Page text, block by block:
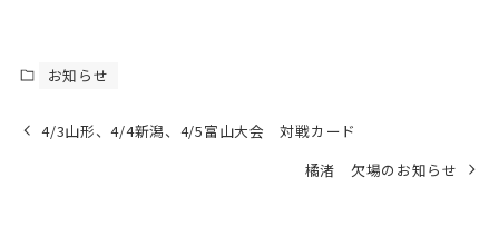
お知らせ
4/3山形、4/4新潟、4/5富山大会 対戦カード
橘渚 欠場のお知らせ